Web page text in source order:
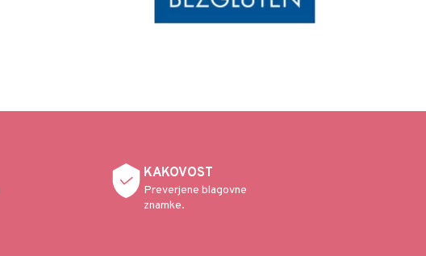
KAKOVOST
Preverjene blagovne
znamke.